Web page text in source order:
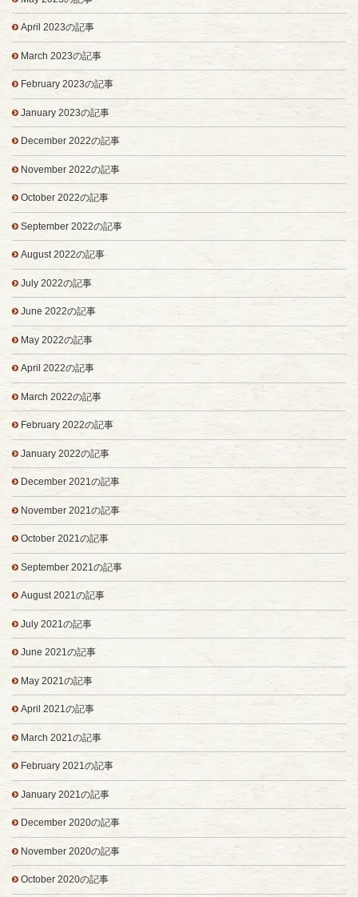
April 2023の記事
March 2023の記事
February 2023の記事
January 2023の記事
December 2022の記事
November 2022の記事
October 2022の記事
September 2022の記事
August 2022の記事
July 2022の記事
June 2022の記事
May 2022の記事
April 2022の記事
March 2022の記事
February 2022の記事
January 2022の記事
December 2021の記事
November 2021の記事
October 2021の記事
September 2021の記事
August 2021の記事
July 2021の記事
June 2021の記事
May 2021の記事
April 2021の記事
March 2021の記事
February 2021の記事
January 2021の記事
December 2020の記事
November 2020の記事
October 2020の記事